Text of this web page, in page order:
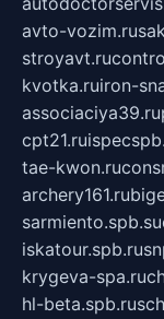
avto-vozim.ru
stroyavt.ru
kvotka.ruiron-
associaciya39.ru
cpt21.ru
tae-kwon.ru
archery161.ru
sarmiento.spb.su
iskatour.spb.ru
krygeva-spa.ru
hl-beta.spb.ru